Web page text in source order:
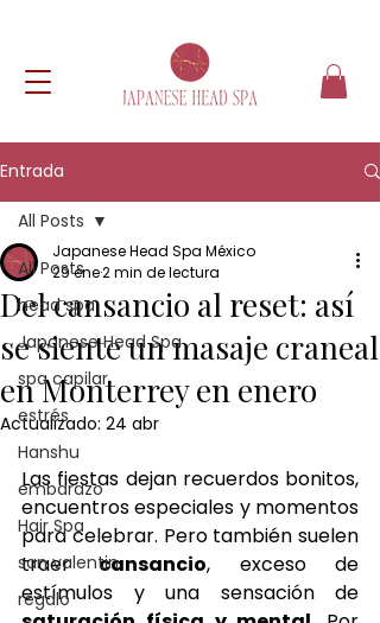
Entrada
All Posts
head spa
Japanese Head Spa
spa capilar
estrés
Hanshu
embarazo
Hair Spa
san valentin
regalo
All Posts
Del cansancio al reset: así
se siente un masaje craneal
en Monterrey en enero
Japanese Head Spa México
29 ene2 min de lectura
Actualizado: 24 abr
Las fiestas dejan recuerdos bonitos,
encuentros especiales y momentos
para celebrar. Pero también suelen
traer cansancio, exceso de